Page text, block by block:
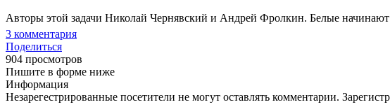
Авторы этой задачи Николай Чернявский и Андрей Фролкин. Белые начинают
3 комментария
Поделиться
904 просмотров
Пишите в форме ниже
Информация
Незарегестрированные посетители не могут оставлять комментарии.